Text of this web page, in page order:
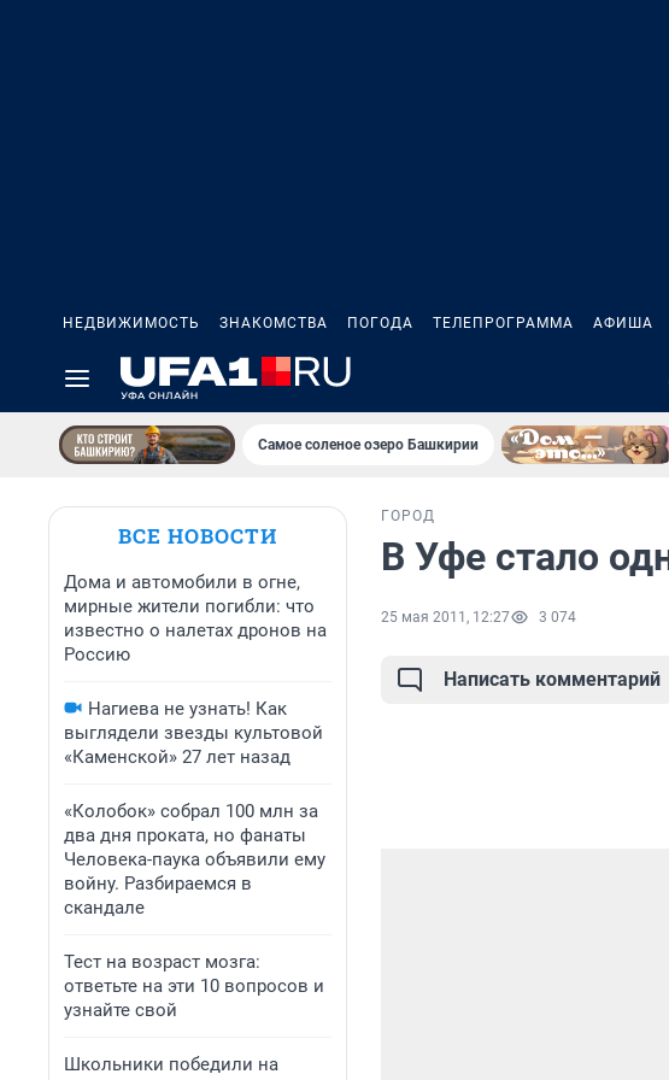
НЕДВИЖИМОСТЬ ЗНАКОМСТВА ПОГОДА ТЕЛЕПРОГРАММА АФИША
Самое соленое озеро Башкирии
ВСЕ НОВОСТИ
Дома и автомобили в огне,
мирные жители погибли: что
известно о налетах дронов на
Россию
Нагиева не узнать! Как
выглядели звезды культовой
«Каменской» 27 лет назад
«Колобок» собрал 100 млн за
два дня проката, но фанаты
Человека-паука объявили ему
войну. Разбираемся в
скандале
Тест на возраст мозга:
ответьте на эти 10 вопросов и
узнайте свой
Школьники победили на
ГОРОД
В Уфе стало
25 мая 2011, 12:27 3 074
Написать комментарий